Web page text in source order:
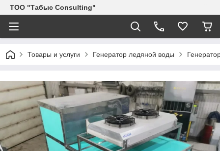
ТОО "Табыс Consulting"
Товары и услуги Генератор ледяной воды